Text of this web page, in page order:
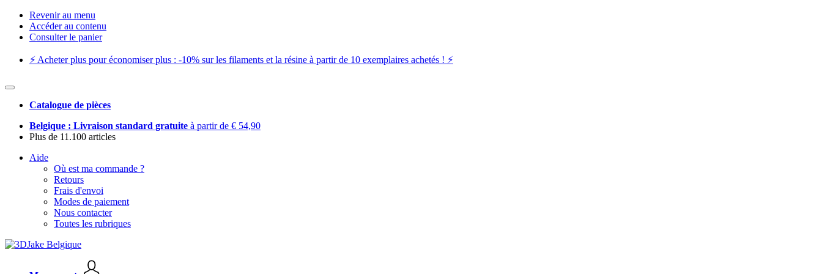
Revenir au menu
Accéder au contenu
Consulter le panier
⚡️ Acheter plus pour économiser plus : -10% sur les filaments et la résine à partir de 10 exemplaires achetés ! ⚡️
Catalogue de pièces
Belgique : Livraison standard gratuite à partir de € 54,90
Plus de 11.100 articles
Aide
Où est ma commande ?
Retours
Frais d'envoi
Modes de paiement
Nous contacter
Toutes les rubriques